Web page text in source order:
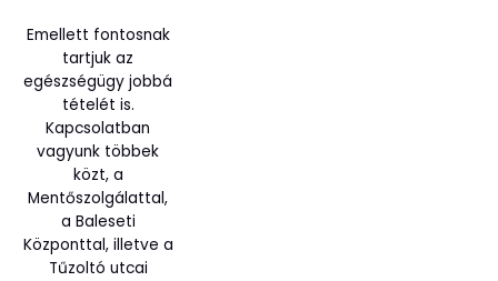
Emellett fontosnak
tartjuk az
egészségügy jobbá
tételét is.
Kapcsolatban
vagyunk többek
közt, a
Mentőszolgálattal,
a Baleseti
Központtal, illetve a
Tűzoltó utcai